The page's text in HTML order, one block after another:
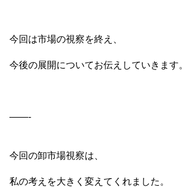
今回は市場の視察を終え、
今後の展開についてお伝えしていきます。
——-
今回の卸市場視察は、
私の考えを大きく変えてくれました。